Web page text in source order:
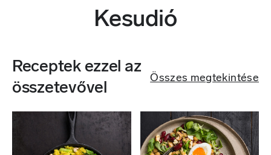
Kesudió
Receptek ezzel az
összetevővel
Összes megtekintése